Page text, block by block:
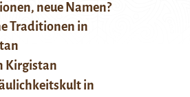
neue Namen?
Traditionen in
Kirgistan
in